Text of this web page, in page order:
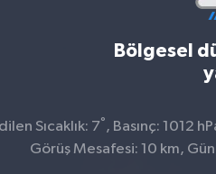
Bölgesel
Sıcaklık: 7° , Basınç: 1012
Görüş Mesafesi: 10 km,